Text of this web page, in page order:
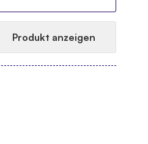
Produkt anzeigen